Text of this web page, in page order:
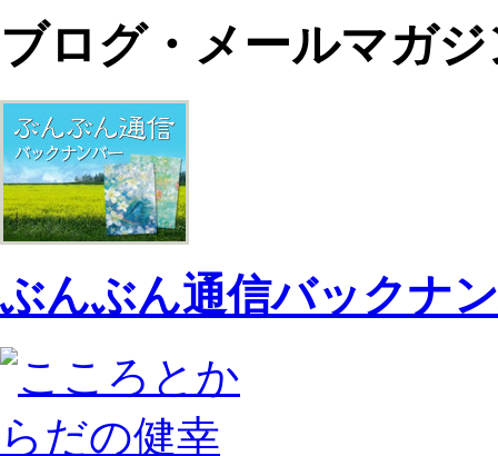
ブログ・メールマガ
ぶんぶん通信バックナ